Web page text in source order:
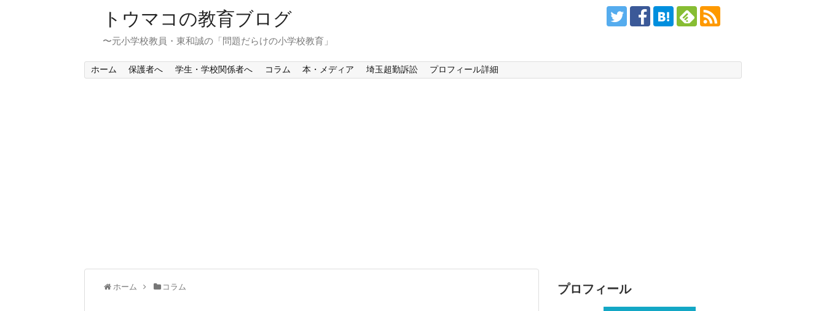
トウマコの教育ブログ
〜元小学校教員・東和誠の「問題だらけの小学校教育」
ホーム 保護者へ 学生・学校関係者へ コラム 本・メディア 埼玉超勤訴訟 プロフィール詳細
ホーム コラム プロフィール